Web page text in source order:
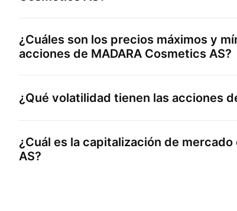
¿Cuáles son los precios máximos y
acciones de MADARA Cosmetics AS?
¿Qué volatilidad tienen las acciones
¿Cuál es la capitalización de mercado
AS?